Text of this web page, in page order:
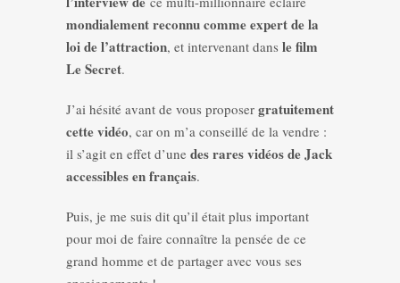
mondialement reconnu comme expert de la
loi de l’attraction, et intervenant dans le film
Le Secret.
J’ai hésité avant de vous proposer gratuitement
cette vidéo, car on m’a conseillé de la vendre :
il s’agit en effet d’une des rares vidéos de Jack
accessibles en français.
Puis, je me suis dit qu’il était plus important
pour moi de faire connaître la pensée de ce
grand homme et de partager avec vous ses